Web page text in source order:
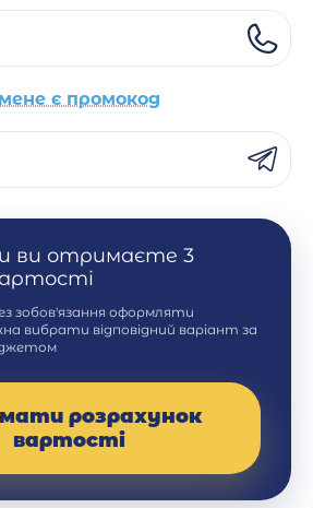
є промокод
ви отримаєте 3
зобов'язання оформляти
вибрати відповідний варіант за
розрахунок
вартості